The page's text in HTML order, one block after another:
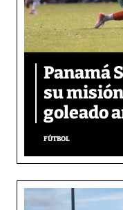
Panamá
su
goleado
FÚTBOL